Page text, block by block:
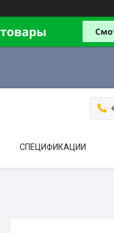
СПЕЦИФИКАЦИИ